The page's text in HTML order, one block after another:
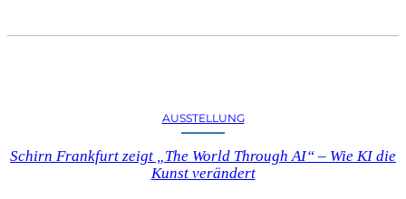
AUSSTELLUNG
Schirn Frankfurt zeigt „The World Through AI“ – Wie KI die
Kunst verändert